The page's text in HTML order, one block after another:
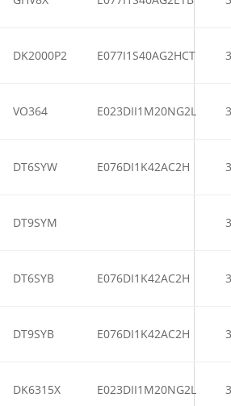
DK2000P2 E077I1S40AG2HCT
VO364 E023DII1M20NG2L
DT6SYW E076DI1K42AC2H
DT9SYM
DT6SYB E076DI1K42AC2H
DT9SYB E076DI1K42AC2H
DK6315X E023DII1M20NG2L